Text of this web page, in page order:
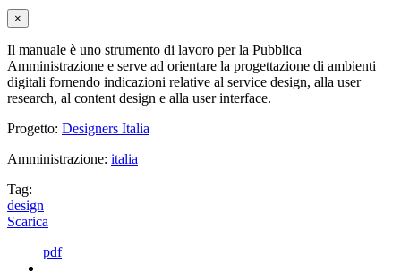
×
Il manuale è uno strumento di lavoro per la Pubblica
Amministrazione e serve ad orientare la progettazione di ambienti
digitali fornendo indicazioni relative al service design, alla user
research, al content design e alla user interface.
Progetto: Designers Italia
Amministrazione: italia
Tag:
design
Scarica
pdf